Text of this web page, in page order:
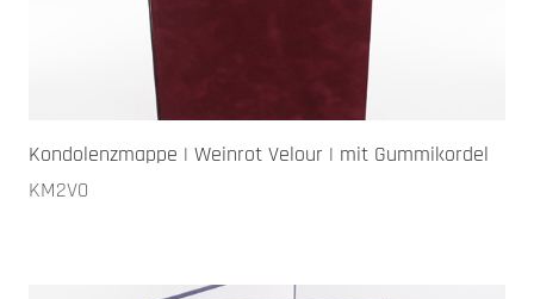
Kondolenzmappe | Weinrot Velour | mit Gummikordel
KM2V0